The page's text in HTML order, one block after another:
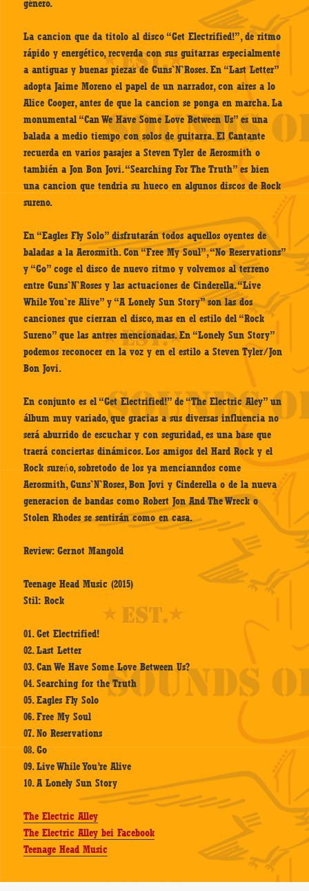
género.
La cancion que da titolo al disco “Get Electrified!”, de ritmo
rápido y energético, recverda con sus guitarras especialmente
a antiguas y buenas piezas de Guns`N`Roses. En “Last Letter”
adopta Jaime Moreno el papel de un narrador, con aires a lo
Alice Cooper, antes de que la cancion se ponga en marcha. La
monumental “Can We Have Some Love Between Us” es una
balada a medio tiempo con solos de guitarra. El Cantante
recuerda en varios pasajes a Steven Tyler de Aerosmith o
también a Jon Bon Jovi. “Searching For The Truth” es bien
una cancion que tendria su hueco en algunos discos de Rock
sureno.
En “Eagles Fly Solo” disfrutarán todos aquellos oyentes de
baladas a la Aerosmith. Con “Free My Soul”, “No Reservations”
y “Go” coge el disco de nuevo ritmo y volvemos al terreno
entre Guns`N`Roses y las actuaciones de Cinderella. “Live
While You`re Alive” y “A Lonely Sun Story” son las dos
canciones que cierran el disco, mas en el estilo del “Rock
Sureno” que las antres mencionadas. En “Lonely Sun Story”
podemos reconocer en la voz y en el estilo a Steven Tyler/Jon
Bon Jovi.
En conjunto es el “Get Electrified!” de “The Electric Aley” un
álbum muy variado, que gracias a sus diversas influencia no
será aburrido de escuchar y con seguridad, es una base que
traerá conciertas dinámicos. Los amigos del Hard Rock y el
Rock sureńo, sobretodo de los ya mencianndos come
Aerosmith, Guns`N`Roses, Bon Jovi y Cinderella o de la nueva
generacion de bandas como Robert Jon And The Wreck o
Stolen Rhodes se sentirán como en casa.
Review: Gernot Mangold
Teenage Head Music (2015)
Stil: Rock
01. Get Electrified!
02. Last Letter
03. Can We Have Some Love Between Us?
04. Searching for the Truth
05. Eagles Fly Solo
06. Free My Soul
07. No Reservations
08. Go
09. Live While You’re Alive
10. A Lonely Sun Story
The Electric Alley
The Electric Alley bei Facebook
Teenage Head Music